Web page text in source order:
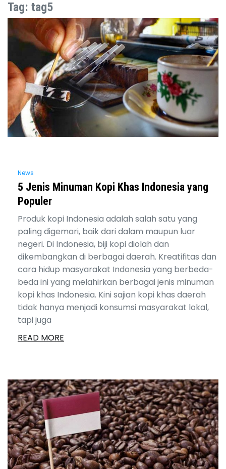
Skip
to
content
Tag: tag5
News
5 Jenis Minuman Kopi Khas Indonesia yang
Populer
Produk kopi Indonesia adalah salah satu yang
paling digemari, baik dari dalam maupun luar
negeri. Di Indonesia, biji kopi diolah dan
dikembangkan di berbagai daerah. Kreatifitas dan
cara hidup masyarakat Indonesia yang berbeda-
beda ini yang melahirkan berbagai jenis minuman
kopi khas Indonesia. Kini sajian kopi khas daerah
tidak hanya menjadi konsumsi masyarakat lokal,
tapi juga
READ MORE